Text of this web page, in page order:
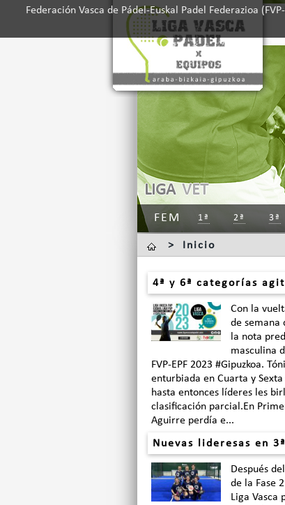
Federación Vasca de Pádel-Euskal Padel Federazioa
LIGA VET
FEM 1ª 2ª 3ª
> Inicio
4ª y 6ª categorías
Con la
de semana
la nota
masculina
FVP-EPF 2023 #Gipuzkoa.
enturbiada en Cuarta y
hasta entonces líderes les
clasificación parcial.En
Aguirre perdía e...
Nuevas lideresas en
Después
de la Fase
Liga Vasca